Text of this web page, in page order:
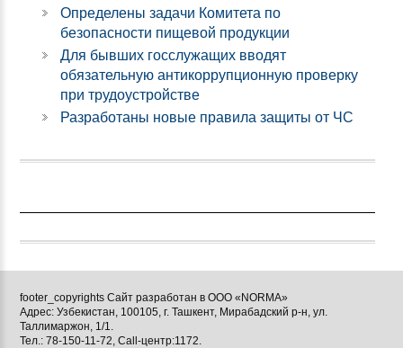
Определены задачи Комитета по
безопасности пищевой продукции
Для бывших госслужащих вводят
обязательную антикоррупционную проверку
при трудоустройстве
Разработаны новые правила защиты от ЧС
footer_copyrights Сайт разработан в ООО «NORMA»
Адрес: Узбекистан, 100105, г. Ташкент, Мирабадский р-н, ул.
Таллимаржон, 1/1.
Тел.: 78-150-11-72, Call-центр:1172.